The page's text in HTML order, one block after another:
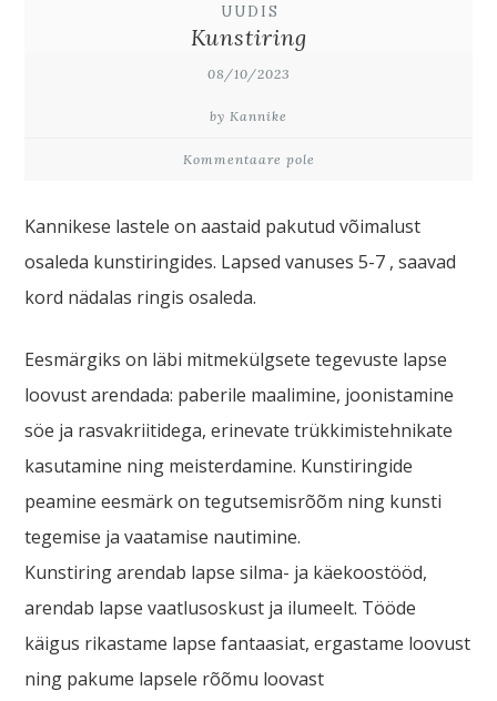
UUDIS
Kunstiring
08/10/2023
by Kannike
Kommentaare pole
Kannikese lastele on aastaid pakutud võimalust
osaleda kunstiringides. Lapsed vanuses 5-7 , saavad
kord nädalas ringis osaleda.
Eesmärgiks on läbi mitmekülgsete tegevuste lapse
loovust arendada: paberile maalimine, joonistamine
söe ja rasvakriitidega, erinevate trükkimistehnikate
kasutamine ning meisterdamine. Kunstiringide
peamine eesmärk on tegutsemisrõõm ning kunsti
tegemise ja vaatamise nautimine.
Kunstiring arendab lapse silma- ja käekoostööd,
arendab lapse vaatlusoskust ja ilumeelt. Tööde
käigus rikastame lapse fantaasiat, ergastame loovust
ning pakume lapsele rõõmu loovast